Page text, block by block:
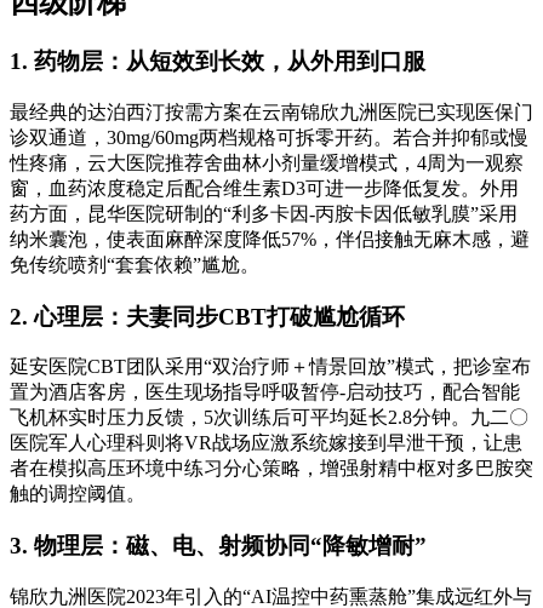
1. 药物层：从短效到长效，从外用到口服
最经典的达泊西汀按需方案在云南锦欣九洲医院已实现医保门
诊双通道，30mg/60mg两档规格可拆零开药。若合并抑郁或慢
性疼痛，云大医院推荐舍曲林小剂量缓增模式，4周为一观察
窗，血药浓度稳定后配合维生素D3可进一步降低复发。外用
药方面，昆华医院研制的“利多卡因-丙胺卡因低敏乳膜”采用
纳米囊泡，使表面麻醉深度降低57%，伴侣接触无麻木感，避
免传统喷剂“套套依赖”尴尬。
2. 心理层：夫妻同步CBT打破尴尬循环
延安医院CBT团队采用“双治疗师＋情景回放”模式，把诊室布
置为酒店客房，医生现场指导呼吸暂停-启动技巧，配合智能
飞机杯实时压力反馈，5次训练后可平均延长2.8分钟。九二〇
医院军人心理科则将VR战场应激系统嫁接到早泄干预，让患
者在模拟高压环境中练习分心策略，增强射精中枢对多巴胺突
触的调控阈值。
3. 物理层：磁、电、射频协同“降敏增耐”
锦欣九洲医院2023年引入的“AI温控中药熏蒸舱”集成远红外与